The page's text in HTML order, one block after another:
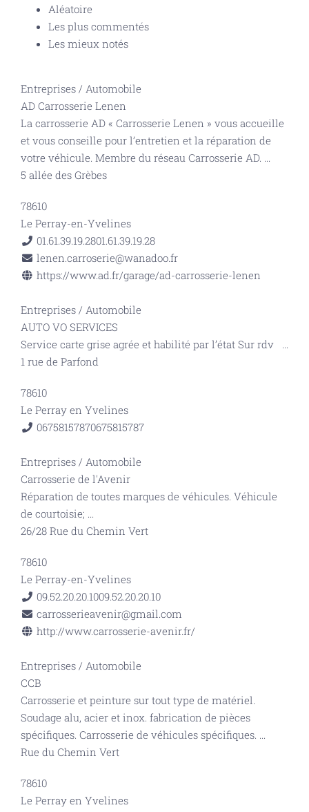
Aléatoire
Les plus commentés
Les mieux notés
Entreprises / Automobile
AD Carrosserie Lenen
La carrosserie AD « Carrosserie Lenen » vous accueille
et vous conseille pour l’entretien et la réparation de
votre véhicule. Membre du réseau Carrosserie AD. ...
5 allée des Grèbes
78610
Le Perray-en-Yvelines
01.61.39.19.2801.61.39.19.28
lenen.carroserie@wanadoo.fr
https://www.ad.fr/garage/ad-carrosserie-lenen
Entreprises / Automobile
AUTO VO SERVICES
Service carte grise agrée et habilité par l’état Sur rdv ...
1 rue de Parfond
78610
Le Perray en Yvelines
06758157870675815787
Entreprises / Automobile
Carrosserie de l'Avenir
Réparation de toutes marques de véhicules. Véhicule
de courtoisie; ...
26/28 Rue du Chemin Vert
78610
Le Perray-en-Yvelines
09.52.20.20.1009.52.20.20.10
carrosserieavenir@gmail.com
http://www.carrosserie-avenir.fr/
Entreprises / Automobile
CCB
Carrosserie et peinture sur tout type de matériel.
Soudage alu, acier et inox. fabrication de pièces
spécifiques. Carrosserie de véhicules spécifiques. ...
Rue du Chemin Vert
78610
Le Perray en Yvelines